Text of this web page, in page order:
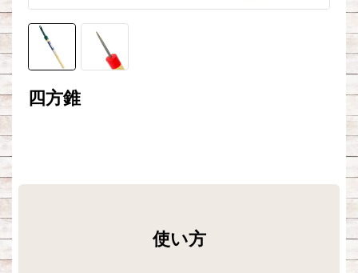
四方錐
使い方